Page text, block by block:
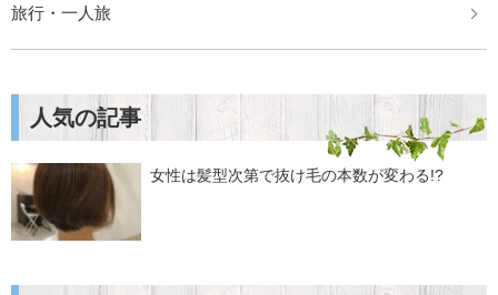
旅行・一人旅
人気の記事
女性は髪型次第で抜け毛の本数が変わる!?